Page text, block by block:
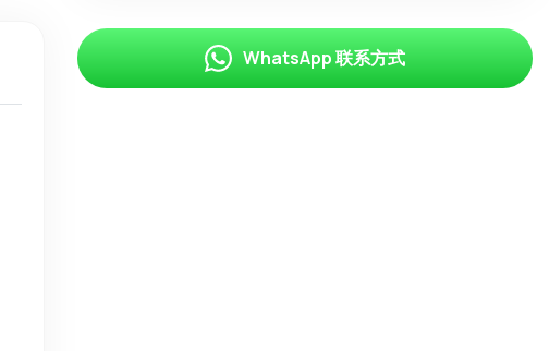
WhatsApp 联系方式